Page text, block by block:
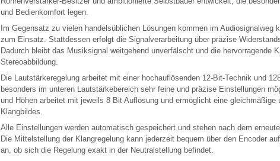
und Bedienkomfort legen.
Im Gegensatz zu vielen handelsüblichen Lösungen kommen im Audiosignalweg
zum Einsatz. Stattdessen erfolgt die Signalverarbeitung über präzise
Dadurch bleibt das Musiksignal weitgehend unverfälscht und die hervorragende
Stereoabbildung.
Die Lautstärkeregelung arbeitet mit einer hochauflösenden 12-Bit-Technik und
besonders im unteren Lautstärkebereich sehr feine und präzise Einstellungen
und Höhen arbeitet mit jeweils 8 Bit Auflösung und ermöglicht eine gleichmäßige
Klangbildes.
Alle Einstellungen werden automatisch gespeichert und stehen nach dem
Die Mittelstellung der Klangregelung kann jederzeit bequem über den Encoder
an, ob sich die Regelung exakt in der Neutralstellung befindet.